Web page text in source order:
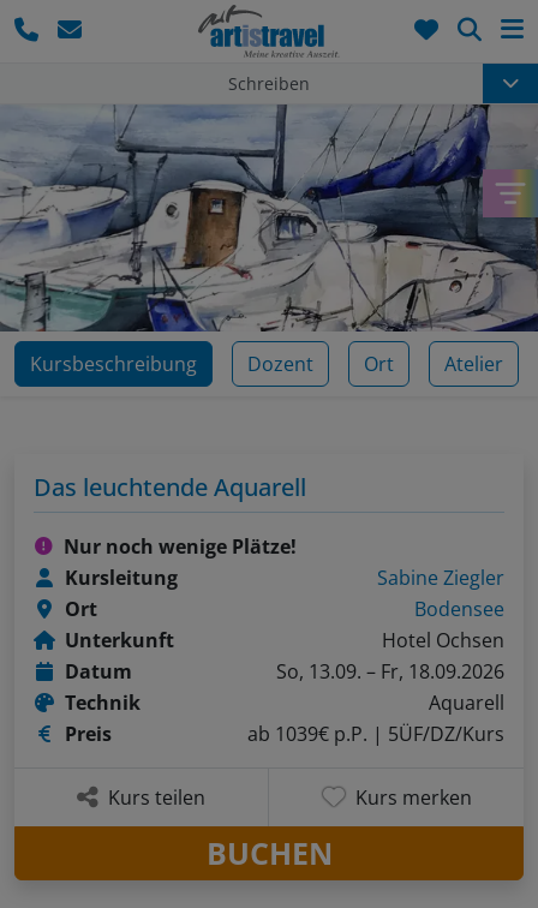
Schreiben
Kursbeschreibung Dozent Ort Atelier
Das leuchtende Aquarell
Nur noch wenige Plätze!
Kursleitung
Sabine Ziegler
Ort
Bodensee
Unterkunft
Hotel Ochsen
Datum
So, 13.09. – Fr, 18.09.2026
Technik
Aquarell
Preis
ab 1039€ p.P. | 5ÜF/DZ/Kurs
Kurs teilen Kurs merken
BUCHEN